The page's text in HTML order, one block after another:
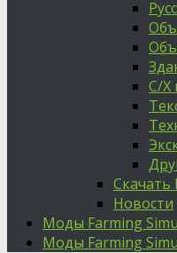
С/Х
Скачать
Новости
Моды Farming
Моды Farming